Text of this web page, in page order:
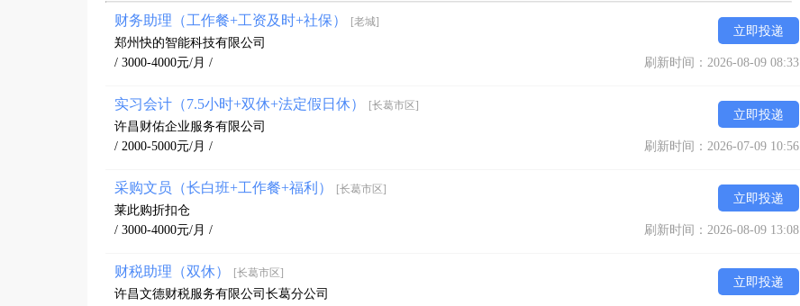
财务助理（工作餐+工资及时+社保） [老城]
立即投递
郑州快的智能科技有限公司
/ 3000-4000元/月 /
刷新时间：2026-08-09 08:33
实习会计（7.5小时+双休+法定假日休） [长葛市区]
立即投递
许昌财佑企业服务有限公司
/ 2000-5000元/月 /
刷新时间：2026-07-09 10:56
采购文员（长白班+工作餐+福利） [长葛市区]
立即投递
莱此购折扣仓
/ 3000-4000元/月 /
刷新时间：2026-08-09 13:08
财税助理（双休） [长葛市区]
立即投递
许昌文德财税服务有限公司长葛分公司